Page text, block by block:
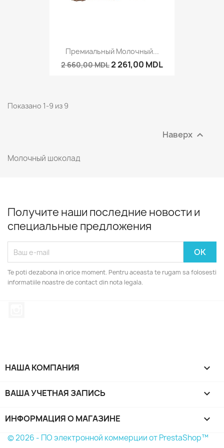
Премиальный Молочный...
2 660,00 MDL2 261,00 MDL
Показано 1-9 из 9
Наверх 
Молочный шоколад
Получите наши последние новости и
специальные предложения
Te poti dezabona in orice moment. Pentru aceasta te rugam sa folosesti
informatiile noastre de contact din nota legala.
НАША КОМПАНИЯ 
ВАША УЧЕТНАЯ ЗАПИСЬ 
ИНФОРМАЦИЯ О МАГАЗИНЕ keyboard_arrow_down
© 2026 - ПО электронной коммерции от PrestaShop™